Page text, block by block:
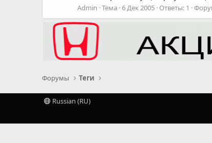
Admin Тема 6 Дек 2005 Ответы: 1
Форумы Теги
Russian (RU)